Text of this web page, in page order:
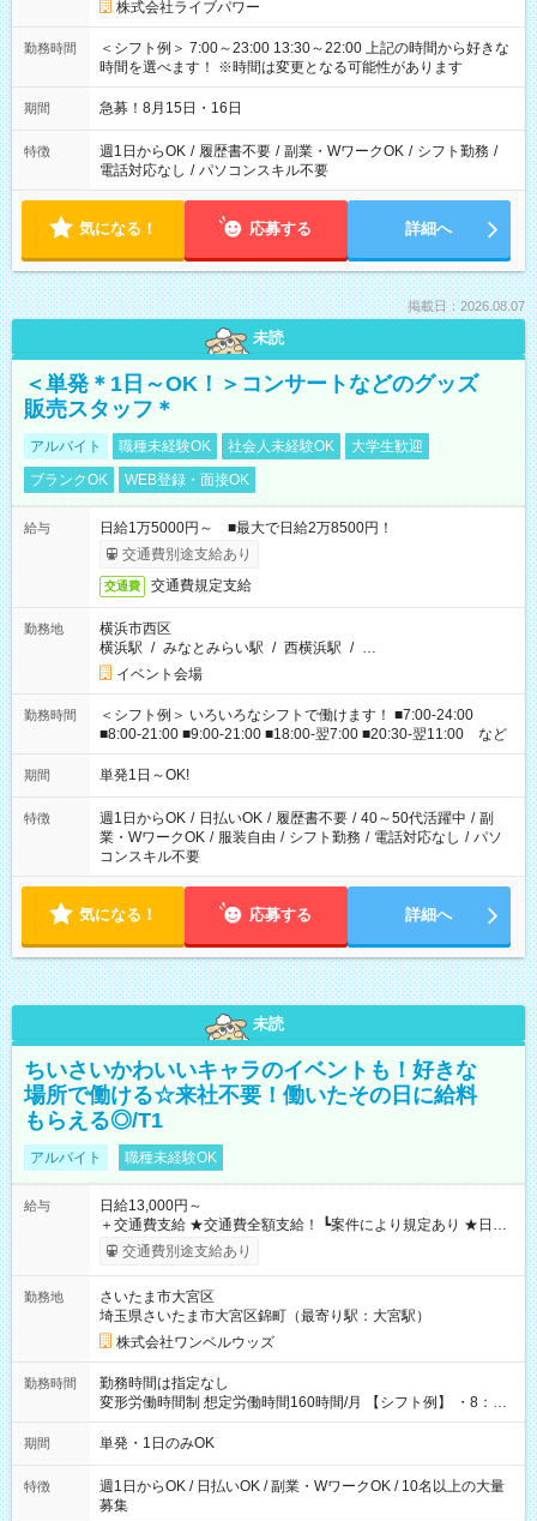
株式会社ライブパワー
勤務時間
＜シフト例＞ 7:00～23:00 13:30～22:00 上記の時間から好きな
時間を選べます！ ※時間は変更となる可能性があります
期間 急募！8月15日・16日
特徴 週1日からOK / 履歴書不要 / 副業・WワークOK / シフト勤務 /
電話対応なし / パソコンスキル不要
気になる！ 応募する 詳細へ
掲載日：2026.08.07
未読
＜単発＊1日～OK！＞コンサートなどのグッズ
販売スタッフ＊
アルバイト 職種未経験OK 社会人未経験OK
大学生歓迎
ブランクOK
WEB登録・面接OK
給与
日給1万5000円～ ■最大で日給2万8500円！
交通費別途支給あり
交通費 交通費規定支給
勤務地
横浜市西区
横浜駅 / みなとみらい駅 / 西横浜駅 / …
イベント会場
勤務時間
＜シフト例＞ いろいろなシフトで働けます！ ■7:00-24:00
■8:00-21:00 ■9:00-21:00 ■18:00-翌7:00 ■20:30-翌11:00 など
期間 単発1日～OK!
特徴 週1日からOK / 日払いOK / 履歴書不要 / 40～50代活躍中 / 副
業・WワークOK / 服装自由 / シフト勤務 / 電話対応なし / パソ
コンスキル不要
気になる！ 応募する 詳細へ
未読
ちいさいかわいいキャラのイベントも！好きな
場所で働ける☆来社不要！働いたその日に給料
もらえる◎/T1
アルバイト 職種未経験OK
給与
日給13,000円～
＋交通費支給 ★交通費全額支給！ ┗案件により規定あり ★日払
いOK！（規定あり） ┗働いたその日に現金GET♪ お仕事後はコ
ンビニATMから 日払い分を引き落とせます！ 【試用期間】試
交通費別途支給あり
勤務地
さいたま市大宮区
埼玉県さいたま市大宮区錦町（最寄り駅：大宮駅）
株式会社ワンベルウッズ
勤務時間
勤務時間は指定なし
変形労働時間制 想定労働時間160時間/月 【シフト例】 ・8：00
～21：00
期間 単発・1日のみOK
特徴
週1日からOK / 日払いOK / 副業・WワークOK / 10名以上の大量
募集